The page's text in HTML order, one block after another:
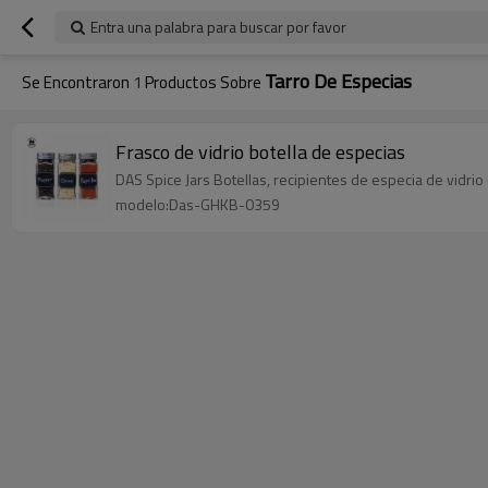
Entra una palabra para buscar por favor
Se Encontraron 1 Productos Sobre Tarro De Especias
Frasco de vidrio botella de especias
DAS Spice Jars Botellas, recipientes de especia de
modelo:Das-GHKB-0359